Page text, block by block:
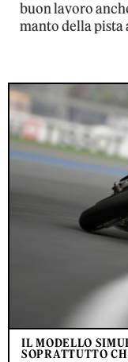
buon lavoro
manto della pista
IL MODELLO
SOPRATTUTTO